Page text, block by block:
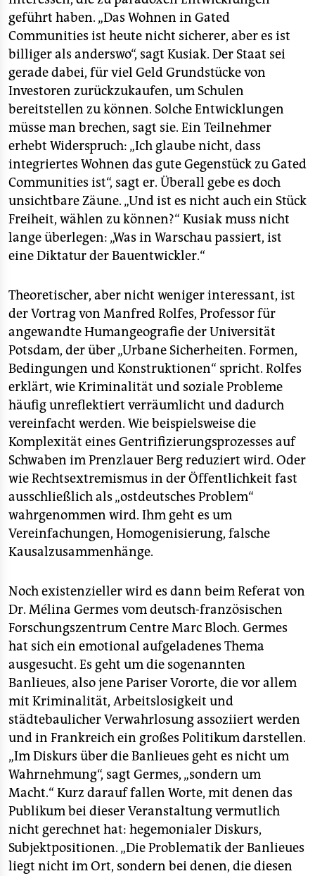
geführt haben. „Das Wohnen in Gated
Communities ist heute nicht sicherer, aber es ist
billiger als anderswo“, sagt Kusiak. Der Staat sei
gerade dabei, für viel Geld Grundstücke von
Investoren zurückzukaufen, um Schulen
bereitstellen zu können. Solche Entwicklungen
müsse man brechen, sagt sie. Ein Teilnehmer
erhebt Widerspruch: „Ich glaube nicht, dass
integriertes Wohnen das gute Gegenstück zu Gated
Communities ist“, sagt er. Überall gebe es doch
unsichtbare Zäune. „Und ist es nicht auch ein Stück
Freiheit, wählen zu können?“ Kusiak muss nicht
lange überlegen: „Was in Warschau passiert, ist
eine Diktatur der Bauentwickler.“
Theoretischer, aber nicht weniger interessant, ist
der Vortrag von Manfred Rolfes, Professor für
angewandte Humangeografie der Universität
Potsdam, der über „Urbane Sicherheiten. Formen,
Bedingungen und Konstruktionen“ spricht. Rolfes
erklärt, wie Kriminalität und soziale Probleme
häufig unreflektiert verräumlicht und dadurch
vereinfacht werden. Wie beispielsweise die
Komplexität eines Gentrifizierungsprozesses auf
Schwaben im Prenzlauer Berg reduziert wird. Oder
wie Rechtsextremismus in der Öffentlichkeit fast
ausschließlich als „ostdeutsches Problem“
wahrgenommen wird. Ihm geht es um
Vereinfachungen, Homogenisierung, falsche
Kausalzusammenhänge.
Noch existenzieller wird es dann beim Referat von
Dr. Mélina Germes vom deutsch-französischen
Forschungszentrum Centre Marc Bloch. Germes
hat sich ein emotional aufgeladenes Thema
ausgesucht. Es geht um die sogenannten
Banlieues, also jene Pariser Vororte, die vor allem
mit Kriminalität, Arbeitslosigkeit und
städtebaulicher Verwahrlosung assoziiert werden
und in Frankreich ein großes Politikum darstellen.
„Im Diskurs über die Banlieues geht es nicht um
Wahrnehmung“, sagt Germes, „sondern um
Macht.“ Kurz darauf fallen Worte, mit denen das
Publikum bei dieser Veranstaltung vermutlich
nicht gerechnet hat: hegemonialer Diskurs,
Subjektpositionen. „Die Problematik der Banlieues
liegt nicht im Ort, sondern bei denen, die diesen